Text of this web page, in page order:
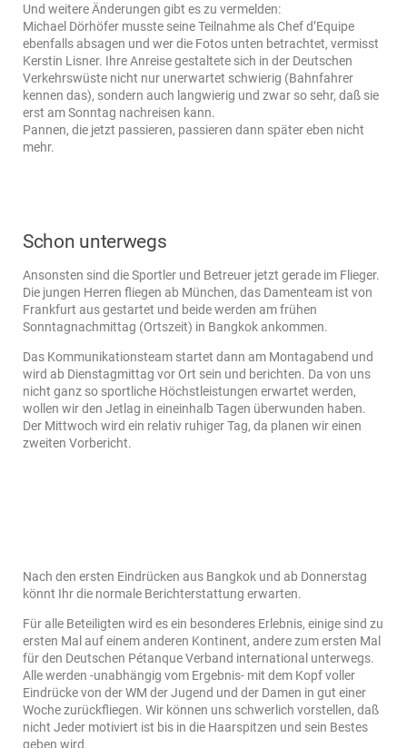
Und weitere Änderungen gibt es zu vermelden:
Michael Dörhöfer musste seine Teilnahme als Chef d’Equipe
ebenfalls absagen und wer die Fotos unten betrachtet, vermisst
Kerstin Lisner. Ihre Anreise gestaltete sich in der Deutschen
Verkehrswüste nicht nur unerwartet schwierig (Bahnfahrer
kennen das), sondern auch langwierig und zwar so sehr, daß sie
erst am Sonntag nachreisen kann.
Pannen, die jetzt passieren, passieren dann später eben nicht
mehr.
Schon unterwegs
Ansonsten sind die Sportler und Betreuer jetzt gerade im Flieger.
Die jungen Herren fliegen ab München, das Damenteam ist von
Frankfurt aus gestartet und beide werden am frühen
Sonntagnachmittag (Ortszeit) in Bangkok ankommen.
Das Kommunikationsteam startet dann am Montagabend und
wird ab Dienstagmittag vor Ort sein und berichten. Da von uns
nicht ganz so sportliche Höchstleistungen erwartet werden,
wollen wir den Jetlag in eineinhalb Tagen überwunden haben.
Der Mittwoch wird ein relativ ruhiger Tag, da planen wir einen
zweiten Vorbericht.
Nach den ersten Eindrücken aus Bangkok und ab Donnerstag
könnt Ihr die normale Berichterstattung erwarten.
Für alle Beteiligten wird es ein besonderes Erlebnis, einige sind zu
ersten Mal auf einem anderen Kontinent, andere zum ersten Mal
für den Deutschen Pétanque Verband international unterwegs.
Alle werden -unabhängig vom Ergebnis- mit dem Kopf voller
Eindrücke von der WM der Jugend und der Damen in gut einer
Woche zurückfliegen. Wir können uns schwerlich vorstellen, daß
nicht Jeder motiviert ist bis in die Haarspitzen und sein Bestes
geben wird.